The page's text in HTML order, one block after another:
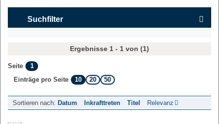
Suchfilter
Ergebnisse 1 - 1 von (1)
Seite
1
Einträge pro Seite
10 20 50
Sortieren nach: Datum Inkrafttreten Titel Relevanz